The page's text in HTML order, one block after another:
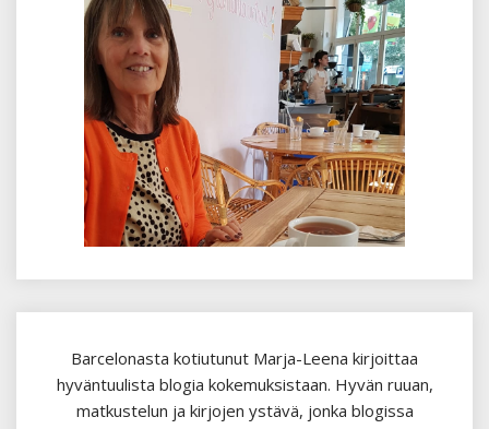
Barcelonasta kotiutunut Marja-Leena kirjoittaa
hyväntuulista blogia kokemuksistaan. Hyvän ruuan,
matkustelun ja kirjojen ystävä, jonka blogissa